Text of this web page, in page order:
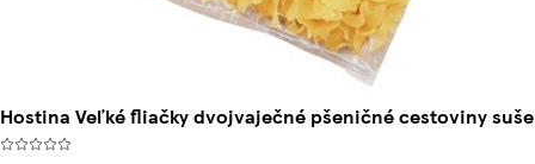
Hostina Veľké fliačky dvojvaječné pšeničné cestoviny